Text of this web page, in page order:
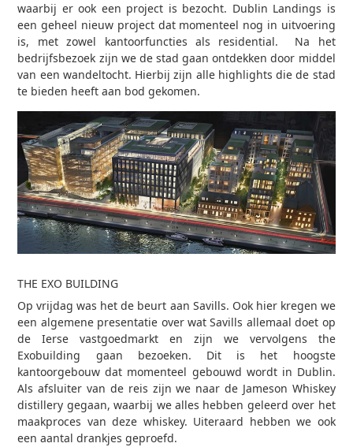
waarbij er ook een project is bezocht. Dublin Landings is
een geheel nieuw project dat momenteel nog in uitvoering
is, met zowel kantoorfuncties als residential. Na het
bedrijfsbezoek zijn we de stad gaan ontdekken door middel
van een wandeltocht. Hierbij zijn alle highlights die de stad
te bieden heeft aan bod gekomen.
THE EXO BUILDING
Op vrijdag was het de beurt aan Savills. Ook hier kregen we
een algemene presentatie over wat Savills allemaal doet op
de Ierse vastgoedmarkt en zijn we vervolgens the
Exobuilding gaan bezoeken. Dit is het hoogste
kantoorgebouw dat momenteel gebouwd wordt in Dublin.
Als afsluiter van de reis zijn we naar de Jameson Whiskey
distillery gegaan, waarbij we alles hebben geleerd over het
maakproces van deze whiskey. Uiteraard hebben we ook
een aantal drankjes geproefd.